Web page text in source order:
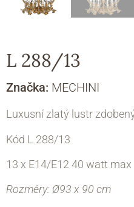
L 288/13
Značka: MECHINI
Luxusní zlatý lustr
Kód L 288/13
13 x E14/E12 40 watt max
Rozměry: Ø93 х 90 cm